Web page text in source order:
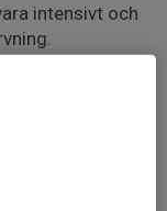
intensivt och
ni länken